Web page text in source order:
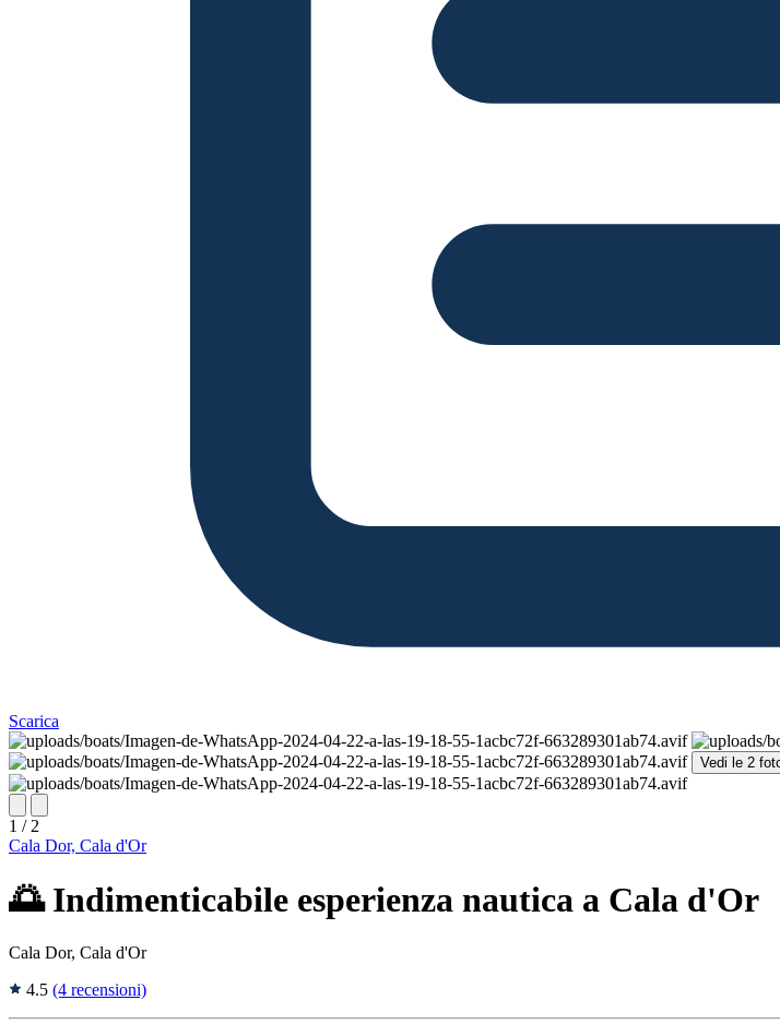
Scarica
Vedi le 2
1 / 2
Cala Dor, Cala d'Or
🌅 Indimenticabile esperienza nautica a Cala d'Or
Cala Dor, Cala d'Or
4.5 (4 recensioni)